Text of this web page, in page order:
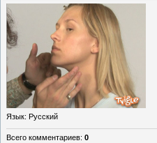
Язык: Русский
Всего комментариев: 0